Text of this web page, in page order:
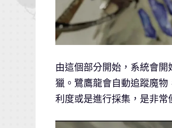
由這個部分開始，系統會
獵。鷺鷹龍會自動追蹤魔
利度或是進行採集，是非常